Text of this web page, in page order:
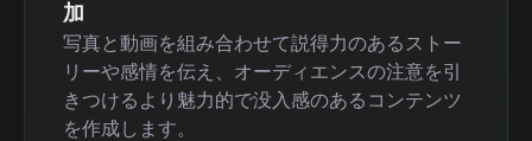
加
写真と動画を組み合わせて説得力のあるストー
リーや感情を伝え、オーディエンスの注意を引
きつけるより魅力的で没入感のあるコンテンツ
を作成します。